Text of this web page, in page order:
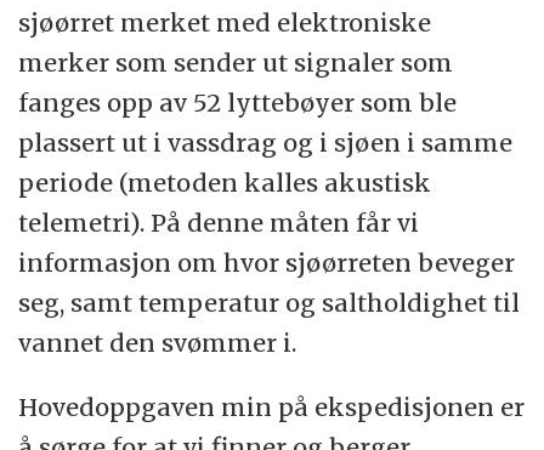
sjøørret merket med elektroniske
merker som sender ut signaler som
fanges opp av 52 lyttebøyer som ble
plassert ut i vassdrag og i sjøen i samme
periode (metoden kalles akustisk
telemetri). På denne måten får vi
informasjon om hvor sjøørreten beveger
seg, samt temperatur og saltholdighet til
vannet den svømmer i.
Hovedoppgaven min på ekspedisjonen er